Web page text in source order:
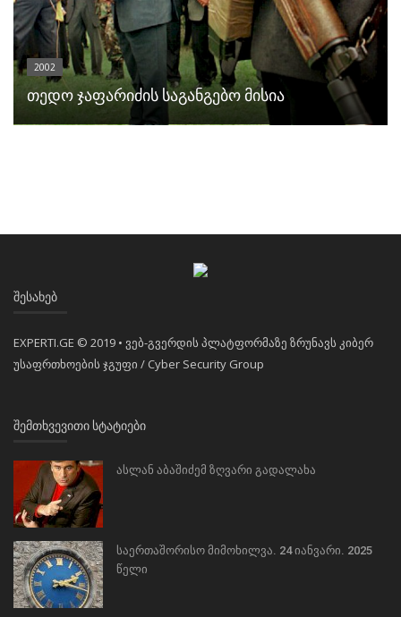
2002
თედო ჯაფარიძის საგანგებო მისია
ᲨᲔᲡᲐᲮᲔᲑ
EXPERTI.GE © 2019 • ვებ-გვერდის პლატფორმაზე ზრუნავს კიბერ
უსაფრთხოების ჯგუფი / Cyber Security Group
ᲨᲔᲛᲗᲮᲕᲔᲕᲘᲗᲘ ᲡᲢᲐᲢᲘᲔᲑᲘ
ასლან აბაშიძემ ზღვარი გადალახა
საერთაშორისო მიმოხილვა. 24 იანვარი. 2025
წელი